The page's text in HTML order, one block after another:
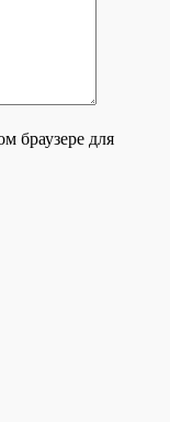
браузере для